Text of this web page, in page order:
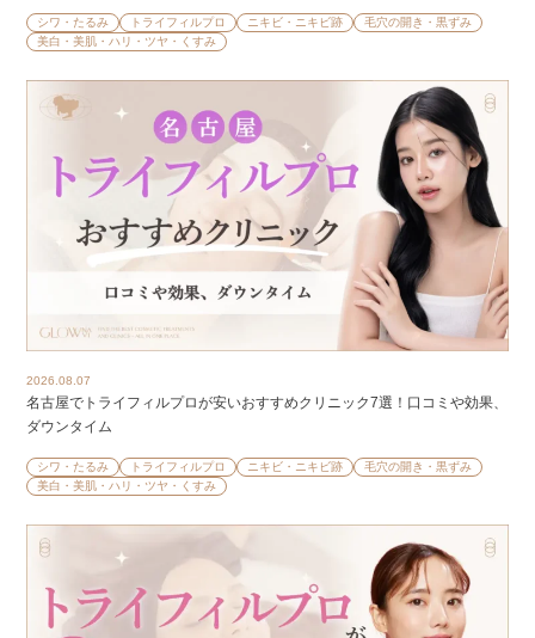
シワ・たるみ トライフィルプロ ニキビ・ニキビ跡
毛穴の開き・黒ずみ
美白・美肌・ハリ・ツヤ・くすみ
2026.08.07
名古屋でトライフィルプロが安いおすすめクリニック7選！口コミや効果、
ダウンタイム
シワ・たるみ トライフィルプロ ニキビ・ニキビ跡
毛穴の開き・黒ずみ
美白・美肌・ハリ・ツヤ・くすみ